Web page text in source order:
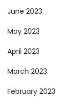
June 2023
May 2023
April 2023
March 2023
February 2023